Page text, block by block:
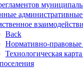
Back
Нормативно-правовые
Технологическая